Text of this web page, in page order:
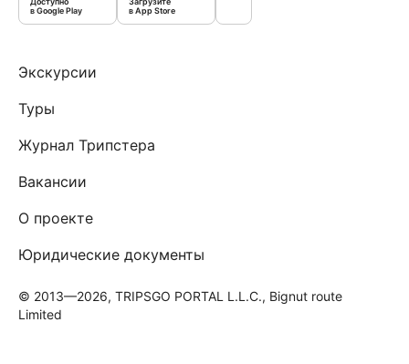
в Google Play
в App Store
Экскурсии
Туры
Журнал Трипстера
Вакансии
О проекте
Юридические документы
© 2013—2026, TRIPSGO PORTAL L.L.C., Bignut route
Limited